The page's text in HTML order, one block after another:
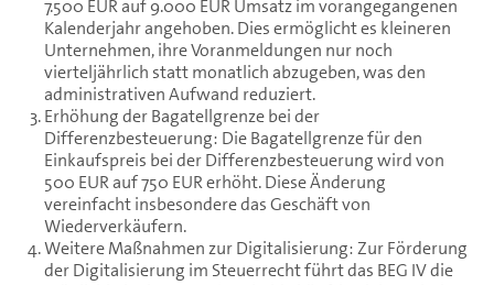
7.500 EUR auf 9.000 EUR Umsatz im vorangegangenen
Kalenderjahr angehoben. Dies ermöglicht es kleineren
Unternehmen, ihre Voranmeldungen nur noch
vierteljährlich statt monatlich abzugeben, was den
administrativen Aufwand reduziert.
Erhöhung der Bagatellgrenze bei der
Differenzbesteuerung: Die Bagatellgrenze für den
Einkaufspreis bei der Differenzbesteuerung wird von
500 EUR auf 750 EUR erhöht. Diese Änderung
vereinfacht insbesondere das Geschäft von
Wiederverkäufern.
Weitere Maßnahmen zur Digitalisierung: Zur Förderung
der Digitalisierung im Steuerrecht führt das BEG IV die